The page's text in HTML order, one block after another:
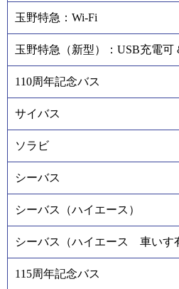
玉野特急：Wi-Fi
玉野特急（新型）：USB充電可
110周年記念バス
サイバス
ソラビ
シーバス
シーバス（ハイエース）
シーバス（ハイエース 車いす
115周年記念バス